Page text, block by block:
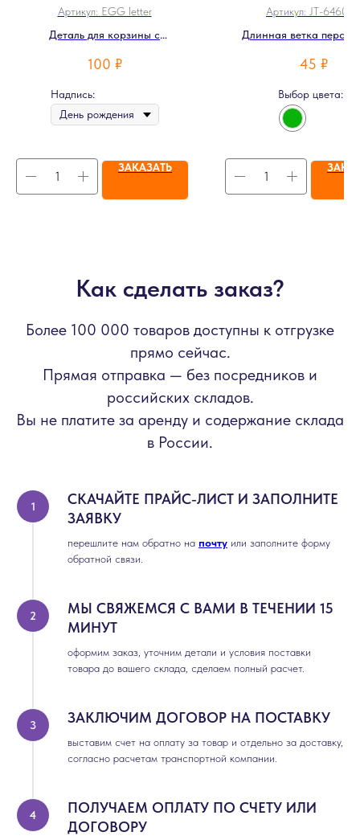
Артикул: EGG letter
Деталь для корзины с
100 ₽
Надпись:
ЗАКАЗАТЬ
Артикул: JT-646056
Длинная ветка
45 ₽
Выбор цвета:
Как сделать заказ?
Более 100 000 товаров доступны к отгрузке
прямо сейчас.
Прямая отправка — без посредников и
российских складов.
Вы не платите за аренду и содержание склада
в России.
СКАЧАЙТЕ ПРАЙС-ЛИСТ И ЗАПОЛНИТЕ
ЗАЯВКУ
перешлите нам обратно на почту или заполните форму
обратной связи.
МЫ СВЯЖЕМСЯ С ВАМИ В ТЕЧЕНИИ 15
МИНУТ
оформим заказ, уточним детали и условия поставки
товара до вашего склада, сделаем полный расчет.
ЗАКЛЮЧИМ ДОГОВОР НА ПОСТАВКУ
выставим счет на оплату за товар и отдельно за доставку,
согласно расчетам транспортной компании.
ПОЛУЧАЕМ ОПЛАТУ ПО СЧЕТУ ИЛИ
ДОГОВОРУ